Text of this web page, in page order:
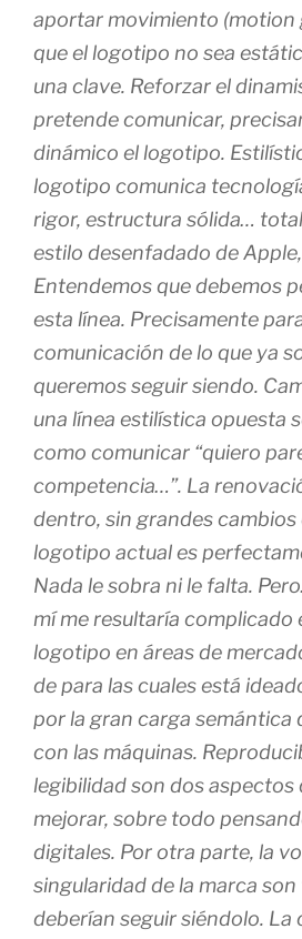
aportar movimiento (motion
que el logotipo no sea
una clave. Reforzar el
pretende comunicar,
dinámico el logotipo.
logotipo comunica
rigor, estructura sólida…
estilo desenfadado de
Entendemos que debemos
esta línea. Precisamente
comunicación de lo que ya
queremos seguir siendo.
una línea estilística opuesta
como comunicar “quiero
competencia…”. La
dentro, sin grandes cambios
logotipo actual es
Nada le sobra ni le falta.
mí me resultaría complicado
logotipo en áreas de
de para las cuales está
por la gran carga semántica
con las máquinas.
legibilidad son dos aspectos
mejorar, sobre todo
digitales. Por otra parte, la
singularidad de la marca
deberían seguir siéndolo. La